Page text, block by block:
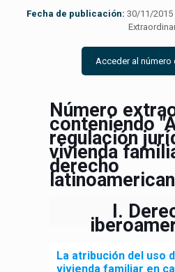
Fecha de publicación: 30/11/2015
Acceder al número
Número
conteniendo
regulación
vivienda
derecho
I.
La atribución del uso
vivienda familiar en